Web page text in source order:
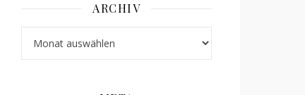
ARCHIV